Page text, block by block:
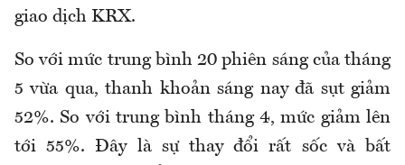
giao dịch KRX.
So với mức trung bình 20 phiên sáng của tháng
5 vừa qua, thanh khoản sáng nay đã sụt giảm
52%. So với trung bình tháng 4, mức giảm lên
tới 55%. Đây là sự thay đổi rất sốc và bất